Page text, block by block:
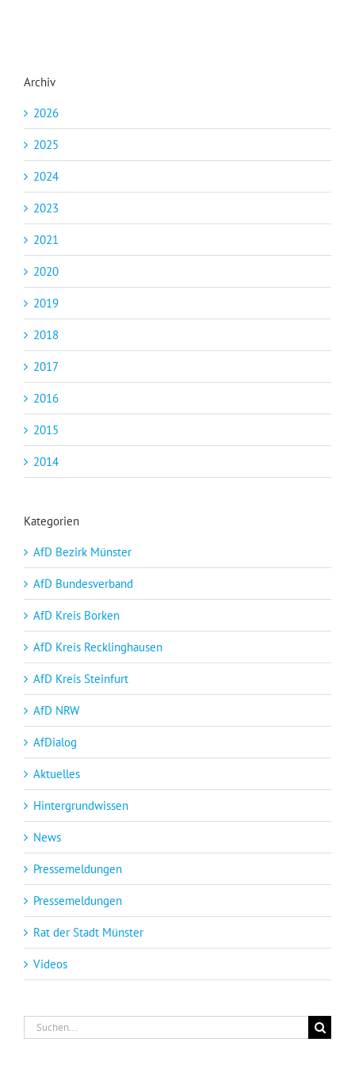
Archiv
2026
2025
2024
2023
2021
2020
2019
2018
2017
2016
2015
2014
Kategorien
AfD Bezirk Münster
AfD Bundesverband
AfD Kreis Borken
AfD Kreis Recklinghausen
AfD Kreis Steinfurt
AfD NRW
AfDialog
Aktuelles
Hintergrundwissen
News
Pressemeldungen
Pressemeldungen
Rat der Stadt Münster
Videos
Suche
nach: